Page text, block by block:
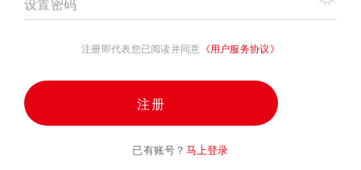
设置密码
注册即代表您已阅读并同意 《用户服务协议》
注册
已有账号？ 马上登录